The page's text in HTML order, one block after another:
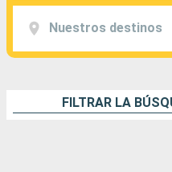
Nuestros destinos
FILTRAR LA